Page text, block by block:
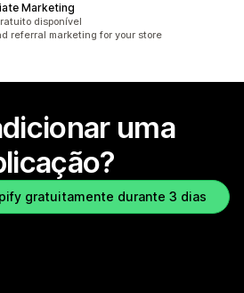
Marketing
disponível
referral marketing for your store
uma
gratuitamente durante 3 dias